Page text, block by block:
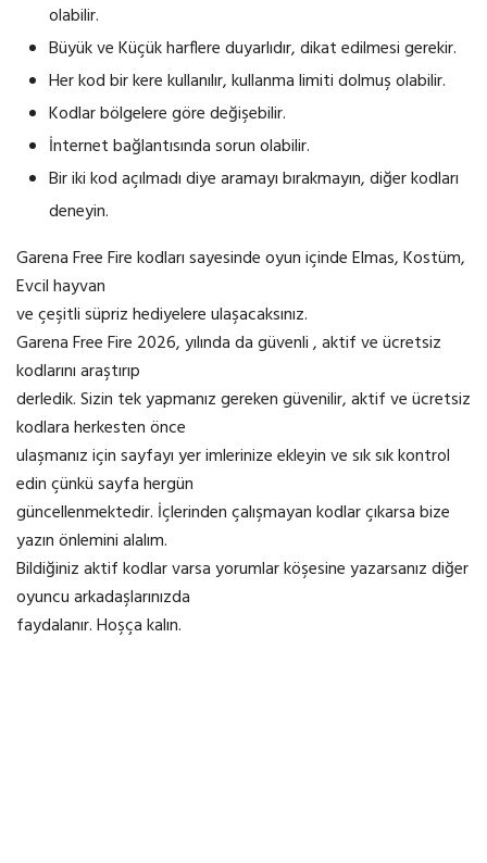
olabilir.
Büyük ve Küçük harflere duyarlıdır, dikat edilmesi gerekir.
Her kod bir kere kullanılır, kullanma limiti dolmuş olabilir.
Kodlar bölgelere göre değişebilir.
İnternet bağlantısında sorun olabilir.
Bir iki kod açılmadı diye aramayı bırakmayın, diğer kodları
deneyin.
Garena Free Fire kodları sayesinde oyun içinde Elmas, Kostüm,
Evcil hayvan
ve çeşitli süpriz hediyelere ulaşacaksınız.
Garena Free Fire 2026, yılında da güvenli , aktif ve ücretsiz
kodlarını araştırıp
derledik. Sizin tek yapmanız gereken güvenilir, aktif ve ücretsiz
kodlara herkesten önce
ulaşmanız için sayfayı yer imlerinize ekleyin ve sık sık kontrol
edin çünkü sayfa hergün
güncellenmektedir. İçlerinden çalışmayan kodlar çıkarsa bize
yazın önlemini alalım.
Bildiğiniz aktif kodlar varsa yorumlar köşesine yazarsanız diğer
oyuncu arkadaşlarınızda
faydalanır. Hoşça kalın.